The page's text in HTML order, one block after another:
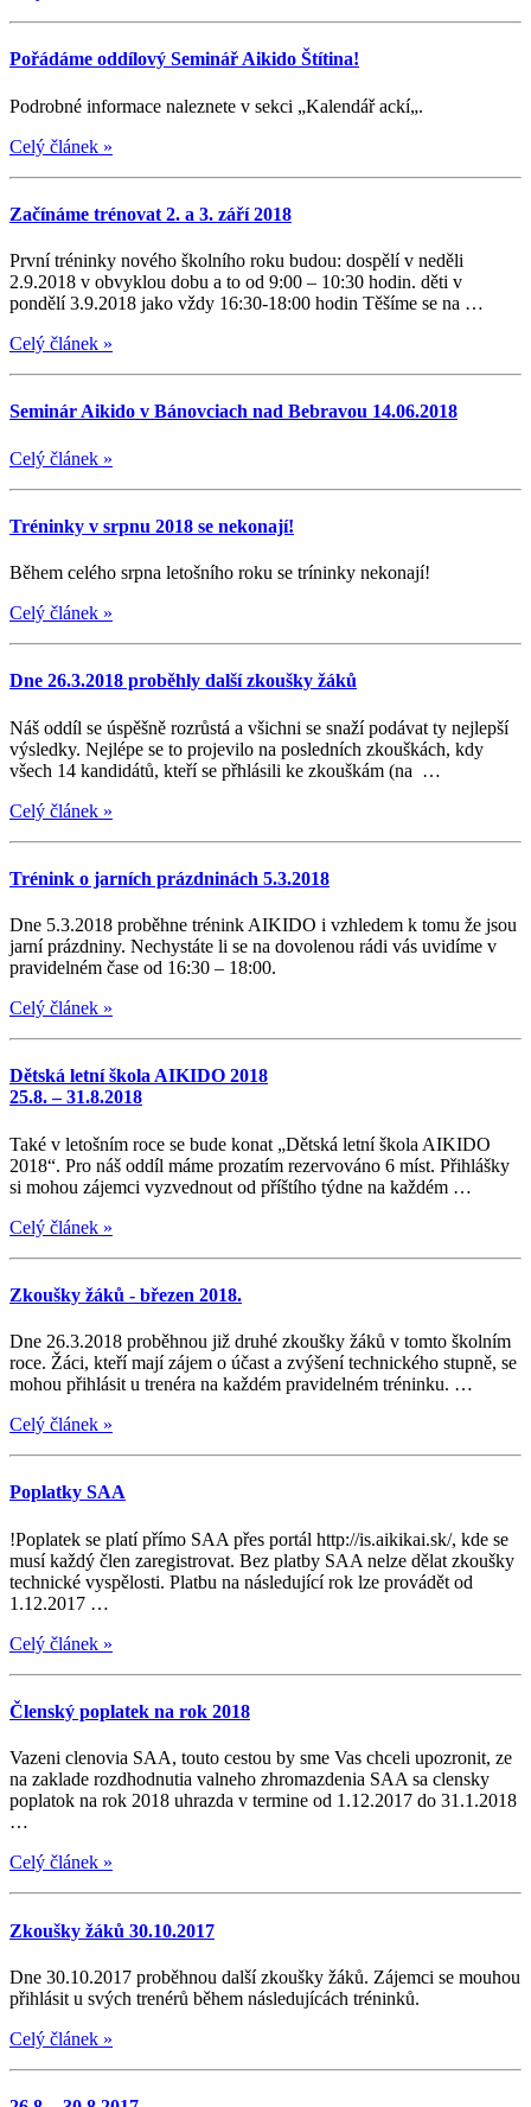
Pořádáme oddílový Seminář Aikido Štítina!
Podrobné informace naleznete v sekci „Kalendář ackí„.
Celý článek »
Začínáme trénovat 2. a 3. září 2018
První tréninky nového školního roku budou: dospělí v neděli
2.9.2018 v obvyklou dobu a to od 9:00 – 10:30 hodin. děti v
pondělí 3.9.2018 jako vždy 16:30-18:00 hodin Těšíme se na …
Celý článek »
Seminár Aikido v Bánovciach nad Bebravou 14.06.2018
Celý článek »
Tréninky v srpnu 2018 se nekonají!
Během celého srpna letošního roku se tríninky nekonají!
Celý článek »
Dne 26.3.2018 proběhly další zkoušky žáků
Náš oddíl se úspěšně rozrůstá a všichni se snaží podávat ty nejlepší
výsledky. Nejlépe se to projevilo na posledních zkouškách, kdy
všech 14 kandidátů, kteří se přhlásili ke zkouškám (na …
Celý článek »
Trénink o jarních prázdninách 5.3.2018
Dne 5.3.2018 proběhne trénink AIKIDO i vzhledem k tomu že jsou
jarní prázdniny. Nechystáte li se na dovolenou rádi vás uvidíme v
pravidelném čase od 16:30 – 18:00.
Celý článek »
Dětská letní škola AIKIDO 2018
25.8. – 31.8.2018
Také v letošním roce se bude konat „Dětská letní škola AIKIDO
2018“. Pro náš oddíl máme prozatím rezervováno 6 míst. Přihlášky
si mohou zájemci vyzvednout od příštího týdne na každém …
Celý článek »
Zkoušky žáků - březen 2018.
Dne 26.3.2018 proběhnou již druhé zkoušky žáků v tomto školním
roce. Žáci, kteří mají zájem o účast a zvýšení technického stupně, se
mohou přihlásit u trenéra na každém pravidelném tréninku. …
Celý článek »
Poplatky SAA
!Poplatek se platí přímo SAA přes portál http://is.aikikai.sk/, kde se
musí každý člen zaregistrovat. Bez platby SAA nelze dělat zkoušky
technické vyspělosti. Platbu na následující rok lze provádět od
1.12.2017 …
Celý článek »
Členský poplatek na rok 2018
Vazeni clenovia SAA, touto cestou by sme Vas chceli upozronit, ze
na zaklade rozdhodnutia valneho zhromazdenia SAA sa clensky
poplatok na rok 2018 uhrazda v termine od 1.12.2017 do 31.1.2018
…
Celý článek »
Zkoušky žáků 30.10.2017
Dne 30.10.2017 proběhnou další zkoušky žáků. Zájemci se mouhou
přihlásit u svých trenérů během následujícách tréninků.
Celý článek »